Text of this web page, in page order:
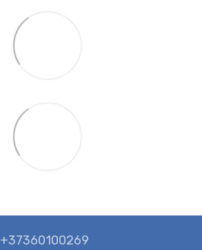
+37360100269